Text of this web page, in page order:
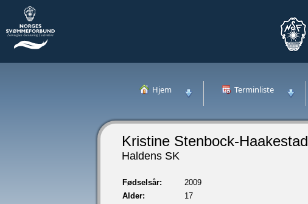
Hjem Terminliste
Kristine Stenbock-Haakestad
Haldens SK
Fødselsår:
2009
Alder:
17